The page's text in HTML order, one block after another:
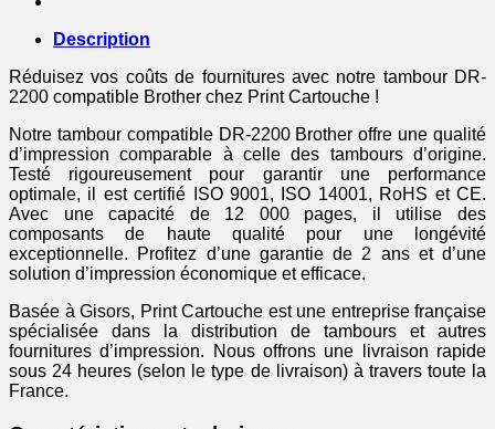
Description
Réduisez vos coûts de fournitures avec notre tambour DR-
2200 compatible Brother chez Print Cartouche !
Notre tambour compatible DR-2200 Brother offre une qualité
d’impression comparable à celle des tambours d’origine.
Testé rigoureusement pour garantir une performance
optimale, il est certifié ISO 9001, ISO 14001, RoHS et CE.
Avec une capacité de 12 000 pages, il utilise des
composants de haute qualité pour une longévité
exceptionnelle. Profitez d’une garantie de 2 ans et d’une
solution d’impression économique et efficace.
Basée à Gisors, Print Cartouche est une entreprise française
spécialisée dans la distribution de tambours et autres
fournitures d’impression. Nous offrons une livraison rapide
sous 24 heures (selon le type de livraison) à travers toute la
France.